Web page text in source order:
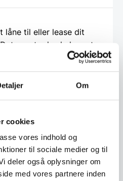
Om
cookies
vores indhold og
til sociale medier og til
deler også oplysninger om
med vores partnere inden
låne til eller lease dit
eneste du skal, er at
hjemmeside og
Det giver dig frihed til at
daglige drift istedet
er for dyr, hvis du
Vi hos
har ikke nogen
at tilbyde dig dette ud
service. Og al